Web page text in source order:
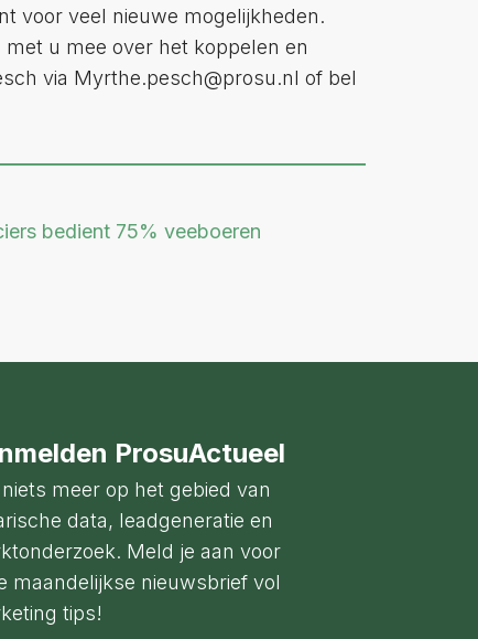
voor veel nieuwe mogelijkheden.
u mee over het koppelen en
via Myrthe.pesch@prosu.nl of bel
bedient 75% veeboeren
ProsuActueel
meer op het gebied van
data, leadgeneratie en
Meld je aan voor
maandelijkse nieuwsbrief vol
tips!